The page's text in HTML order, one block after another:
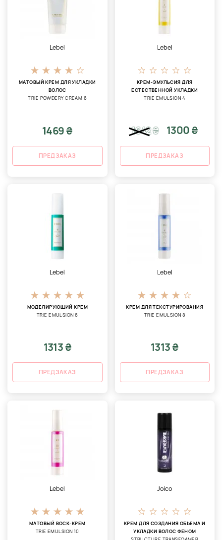
Lebel
МАТОВЫЙ КРЕМ ДЛЯ УКЛАДКИ
ВОЛОС
TRIE POWDERY CREAM 6
1469 ₴
ПРЕДЗАКАЗ
Lebel
КРЕМ-ЭМУЛЬСИЯ ДЛЯ
ЕСТЕСТВЕННОЙ УКЛАДКИ
TRIE EMULSION 4
1642₴ 1300 ₴
ПРЕДЗАКАЗ
Lebel
МОДЕЛИРУЮЩИЙ КРЕМ
TRIE EMULSION 6
1313 ₴
ПРЕДЗАКАЗ
Lebel
КРЕМ ДЛЯ ТЕКСТУРИРОВАНИЯ
TRIE EMULSION 8
1313 ₴
ПРЕДЗАКАЗ
Lebel
МАТОВЫЙ ВОСК-КРЕМ
TRIE EMULSION 10
Joico
КРЕМ ДЛЯ СОЗДАНИЯ ОБЪЕМА И
УКЛАДКИ ВОЛОС ФЕНОМ